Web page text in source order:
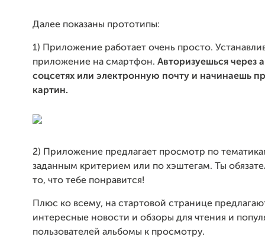
Далее показаны прототипы:
1) Приложение работает очень просто.
приложение на смартфон. Авторизуешься через
соцсетях или электронную почту и начинаешь
картин.
2) Приложение предлагает просмотр по
заданным критерием или по хэштегам. Ты
то, что тебе понравится!
Плюс ко всему, на стартовой странице
интересные новости и обзоры для чтения и
пользователей альбомы к просмотру.